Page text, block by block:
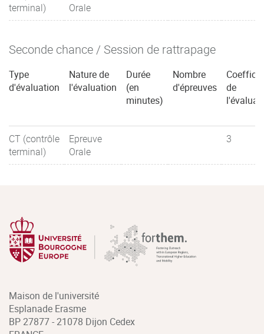
terminal)
Orale
Seconde chance / Session de rattrapage
Type
d'évaluation
Nature de
l'évaluation
Durée
(en
minutes)
Nombre
d'épreuves
de
CT (contrôle
terminal)
Epreuve
Orale
3
Maison de l'université
Esplanade Erasme
BP 27877 - 21078 Dijon Cedex